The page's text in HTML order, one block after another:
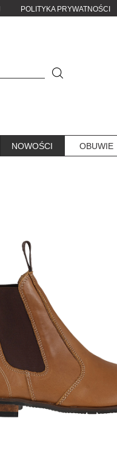
POLITYKA PRYWATNOŚCI
NOWOŚCI OBUWIE